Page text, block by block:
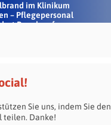
im Klinikum
– Pflegepersonal
Rauch auf...
Sie uns, indem Sie den
teilen. Danke!